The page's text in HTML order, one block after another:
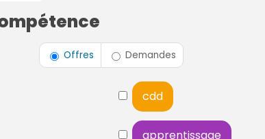
Type de contrat
Offres Demandes
cdd
apprentissage